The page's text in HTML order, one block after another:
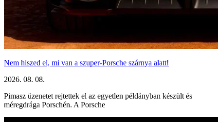
Nem hiszed el, mi van a szuper-Porsche szárnya alatt!
2026. 08. 08.
Pimasz üzenetet rejtettek el az egyetlen példányban készült és
méregdrága Porschén. A Porsche